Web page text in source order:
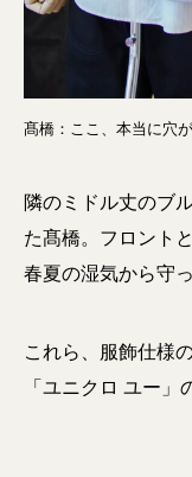
髙橋：ここ、本当に穴
隣のミドル丈のブ
た髙橋。フロント
春夏の湿気から守
これら、服飾仕様
「ユニクロ ユー」